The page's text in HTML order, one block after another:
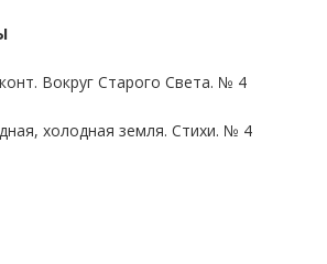
Вокруг Старого Света. № 4
холодная земля. Стихи. № 4